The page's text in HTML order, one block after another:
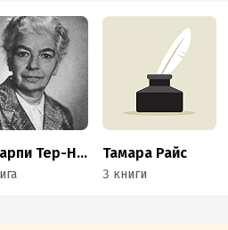
Сирарпи Тер-Нерсесян Тамара Райс
3 книги